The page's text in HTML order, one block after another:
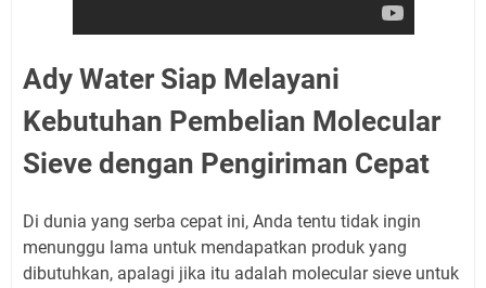
Ady Water Siap Melayani
Kebutuhan Pembelian Molecular
Sieve dengan Pengiriman Cepat
Di dunia yang serba cepat ini, Anda tentu tidak ingin
menunggu lama untuk mendapatkan produk yang
dibutuhkan, apalagi jika itu adalah molecular sieve untuk